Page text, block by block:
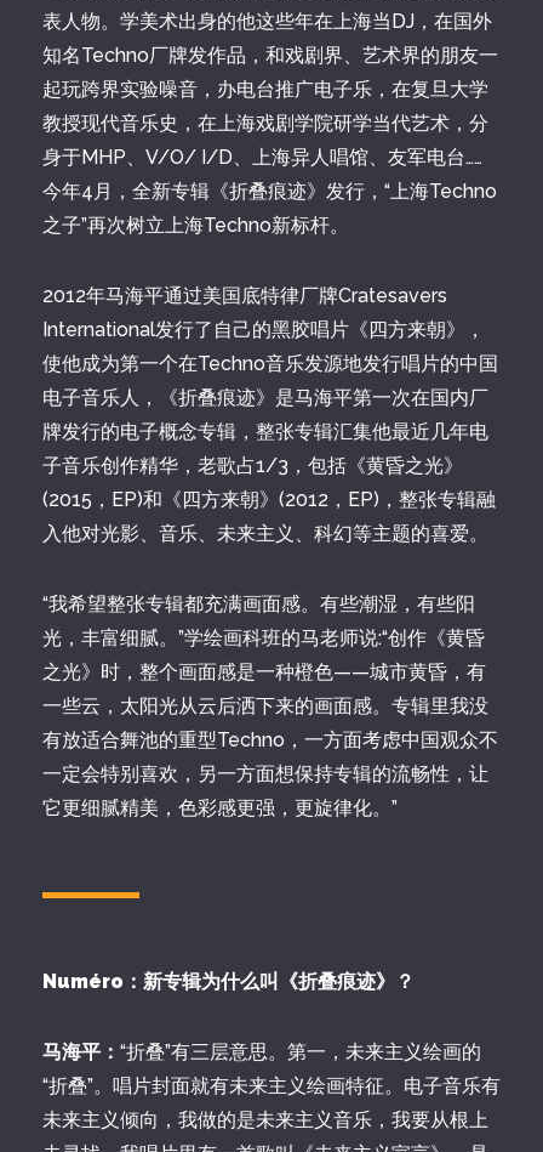
表人物。学美术出身的他这些年在上海当DJ，在国外
知名Techno厂牌发作品，和戏剧界、艺术界的朋友一
起玩跨界实验噪音，办电台推广电子乐，在复旦大学
教授现代音乐史，在上海戏剧学院研学当代艺术，分
身于MHP、V/O/ I/D、上海异人唱馆、友军电台……
今年4月，全新专辑《折叠痕迹》发行，“上海Techno
之子”再次树立上海Techno新标杆。
2012年马海平通过美国底特律厂牌Cratesavers
International发行了自己的黑胶唱片《四方来朝》，
使他成为第一个在Techno音乐发源地发行唱片的中国
电子音乐人，《折叠痕迹》是马海平第一次在国内厂
牌发行的电子概念专辑，整张专辑汇集他最近几年电
子音乐创作精华，老歌占1/3，包括《黄昏之光》
(2015，EP)和《四方来朝》(2012，EP)，整张专辑融
入他对光影、音乐、未来主义、科幻等主题的喜爱。
“我希望整张专辑都充满画面感。有些潮湿，有些阳
光，丰富细腻。”学绘画科班的马老师说:“创作《黄昏
之光》时，整个画面感是一种橙色——城市黄昏，有
一些云，太阳光从云后洒下来的画面感。专辑里我没
有放适合舞池的重型Techno，一方面考虑中国观众不
一定会特别喜欢，另一方面想保持专辑的流畅性，让
它更细腻精美，色彩感更强，更旋律化。”
Numéro：新专辑为什么叫《折叠痕迹》？
马海平： “折叠”有三层意思。第一，未来主义绘画的
“折叠”。唱片封面就有未来主义绘画特征。电子音乐有
未来主义倾向，我做的是未来主义音乐，我要从根上